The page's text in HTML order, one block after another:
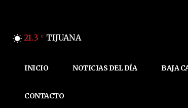
21.3 C TIJUANA
INICIO NOTICIAS DEL DÍA BAJA
CONTACTO